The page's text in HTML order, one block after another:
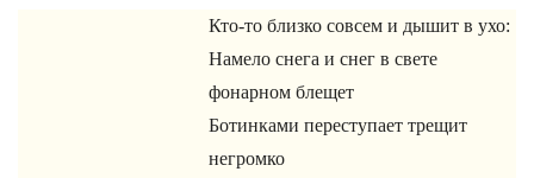
Кто-то близко совсем и дышит в ухо:
Намело снега и снег в свете
фонарном блещет
Ботинками переступает трещит
негромко